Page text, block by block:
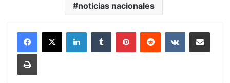
noticias nacionales
LinkedInTumblr PinterestReddit VKontakteCompartir por mail
Imprimir